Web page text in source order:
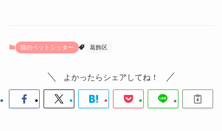
猫のペットシッター 葛飾区
よかったらシェアしてね！